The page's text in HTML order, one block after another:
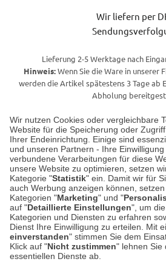
Wir nutzen Cookies oder vergleichbare
Website für die Speicherung oder
Ihrer Endeinrichtung. Einige sind
und unseren Partnern - Ihre
verbundene Verarbeitungen für diese
unsere Website zu optimieren, setzen
Kategorie "Statistik" ein. Damit wir für
auch Werbung anzeigen können,
Kategorien "Marketing" und "
auf "Detaillierte Einstellungen", um
Kategorien und Diensten zu erfahren
Dienst Ihre Einwilligung zu erteilen. Mit
einverstanden" stimmen Sie dem
Klick auf "Nicht zustimmen" lehnen Sie
essentiellen Dienste ab.
Wir liefern per
Lieferung 2-5 Werktage nach
Hinweis:Wenn Sie die Ware in unserer
werden die Artikel spätestens 3 Tage ab
Abholung
Unser Geschäft in
Auf dem
53340
Montag bis Samstag 9:00
weitere
Hier finden Sie uns